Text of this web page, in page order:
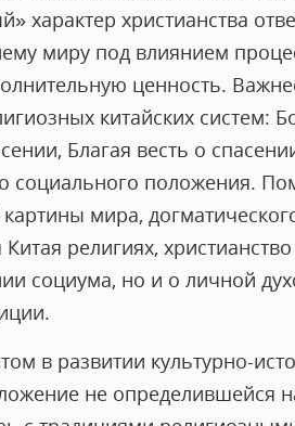
характер христианства
миру под влиянием
ценность.
китайских систем:
Благая весть о
социального положения.
картины мира,
религиях,
социума, но и о личной
в развитии культурно-
не определившейся